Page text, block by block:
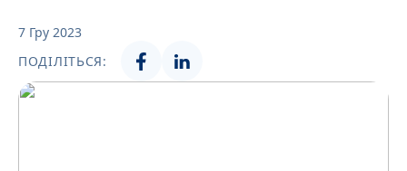
7 Гру 2023
ПОДІЛІТЬСЯ: